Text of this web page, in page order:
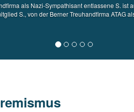
als Nazi-Sympathisant entlassene S. ist
S., von der Berner Treuhandfirma ATAG